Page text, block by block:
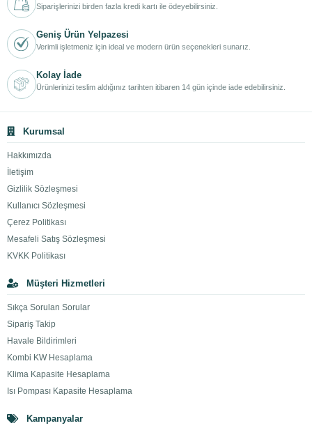
Siparişlerinizi birden fazla kredi kartı ile ödeyebilirsiniz.
Geniş Ürün Yelpazesi
Verimli işletmeniz için ideal ve modern ürün seçenekleri sunarız.
Kolay İade
Ürünlerinizi teslim aldığınız tarihten itibaren 14 gün içinde iade edebilirsiniz.
Kurumsal
Hakkımızda
İletişim
Gizlilik Sözleşmesi
Kullanıcı Sözleşmesi
Çerez Politikası
Mesafeli Satış Sözleşmesi
KVKK Politikası
Müşteri Hizmetleri
Sıkça Sorulan Sorular
Sipariş Takip
Havale Bildirimleri
Kombi KW Hesaplama
Klima Kapasite Hesaplama
Isı Pompası Kapasite Hesaplama
Kampanyalar